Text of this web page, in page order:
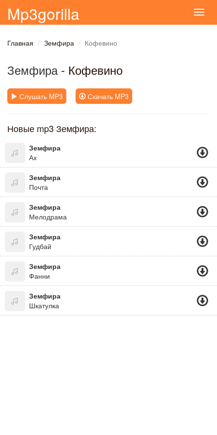
Mp3gorilla
Главная Земфира Кофевино
Земфира- Кофевино
Слушать MP3 Скачать MP3
Новые mp3 Земфира:
Земфира
Ах
Земфира
Почта
Земфира
Мелодрама
Земфира
Гудбай
Земфира
Фанни
Земфира
Шкатулка